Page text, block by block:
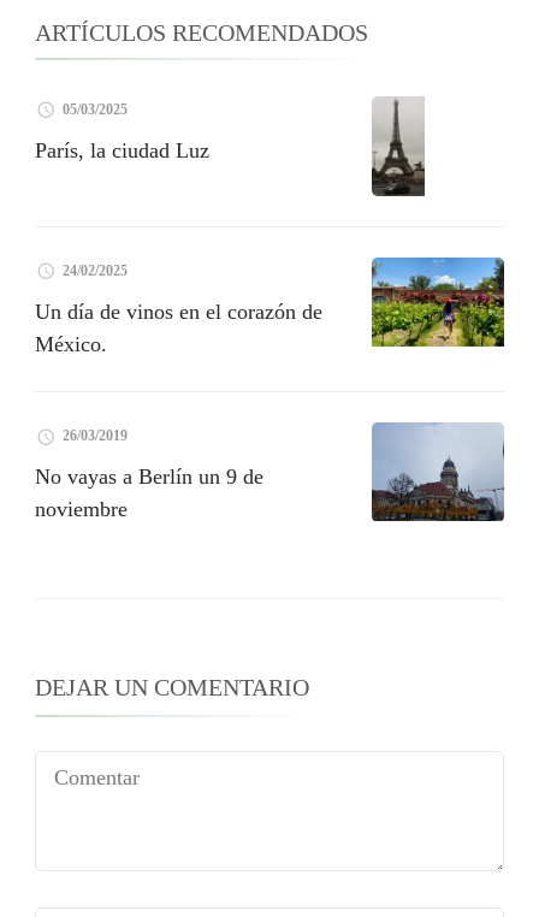
ARTÍCULOS RECOMENDADOS
05/03/2025
París, la ciudad Luz
24/02/2025
Un día de vinos en el corazón de
México.
26/03/2019
No vayas a Berlín un 9 de
noviembre
DEJAR UN COMENTARIO